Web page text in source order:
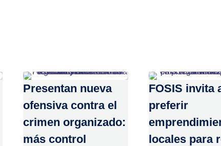
Presentan nueva
ofensiva contra el
crimen organizado:
más control
FOSIS invita
preferir
locales para